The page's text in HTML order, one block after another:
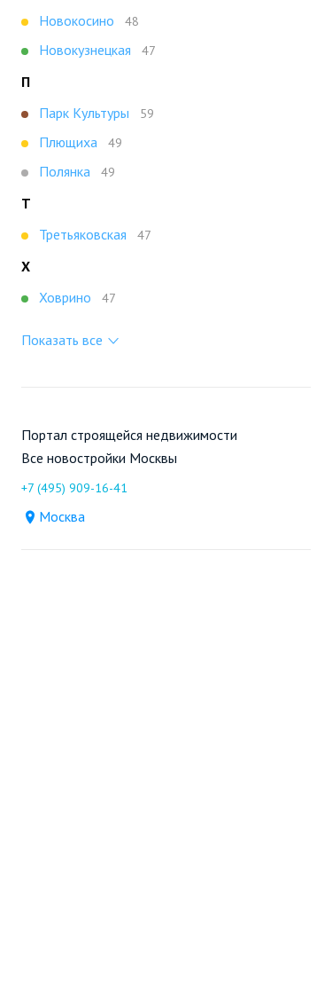
Новокосино
48
Новокузнецкая 47
П
Парк Культуры
59
Плющиха 49
Полянка 49
Т
Третьяковская
47
Х
Ховрино
47
Показать все
Портал строящейся недвижимости
Все новостройки Москвы
+7 (495) 909-16-41
Москва